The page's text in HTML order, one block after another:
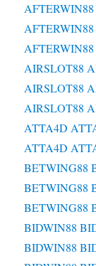
AFTERWIN88
AFTERWIN88
AFTERWIN88
AIRSLOT88
AIRSLOT88
AIRSLOT88
ATTA4D
ATTA4D
BETWING88
BETWING88
BETWING88
BIDWIN88
BIDWIN88